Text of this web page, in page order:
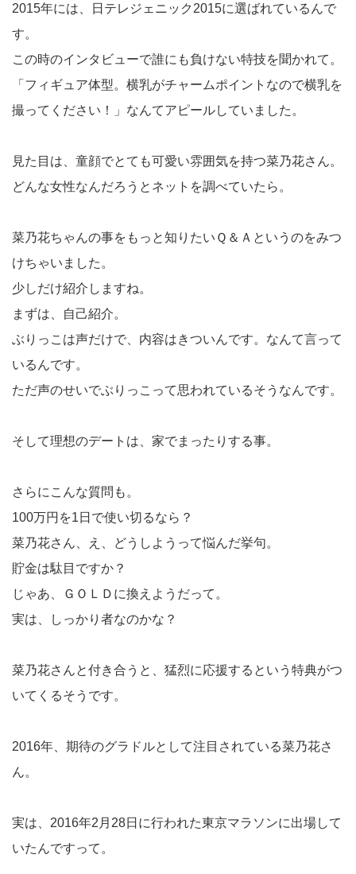
2015年には、日テレジェニック2015に選ばれているんで
す。
この時のインタビューで誰にも負けない特技を聞かれて。
「フィギュア体型。横乳がチャームポイントなので横乳を
撮ってください！」なんてアピールしていました。
見た目は、童顔でとても可愛い雰囲気を持つ菜乃花さん。
どんな女性なんだろうとネットを調べていたら。
菜乃花ちゃんの事をもっと知りたいＱ＆Ａというのをみつ
けちゃいました。
少しだけ紹介しますね。
まずは、自己紹介。
ぶりっこは声だけで、内容はきついんです。なんて言って
いるんです。
ただ声のせいでぶりっこって思われているそうなんです。
そして理想のデートは、家でまったりする事。
さらにこんな質問も。
100万円を1日で使い切るなら？
菜乃花さん、え、どうしようって悩んだ挙句。
貯金は駄目ですか？
じゃあ、ＧＯＬＤに換えようだって。
実は、しっかり者なのかな？
菜乃花さんと付き合うと、猛烈に応援するという特典がつ
いてくるそうです。
2016年、期待のグラドルとして注目されている菜乃花さ
ん。
実は、2016年2月28日に行われた東京マラソンに出場して
いたんですって。